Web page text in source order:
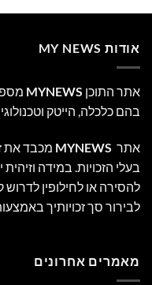
אודות MY NEWS
אתר התוכן MYNEWS
בהם כלכלה, הייטק
אתר MYNEWS מכבד את
בעלי הזכויות. במידה
להסירה או לחילופין לדרוש
לבירור סך זכויותיך
מאמרים אחרונים